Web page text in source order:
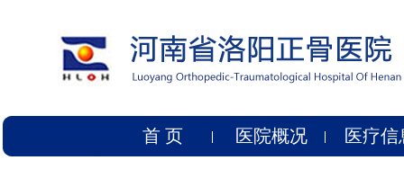
首 页 医院概况 医疗信